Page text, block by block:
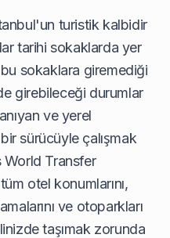
turistik kalbidir
tarihi sokaklarda yer
bu sokaklara giremediği
girebileceği durumlar
ve yerel
sürücüyle çalışmak
World Transfer
otel konumlarını,
ve otoparkları
taşımak zorunda